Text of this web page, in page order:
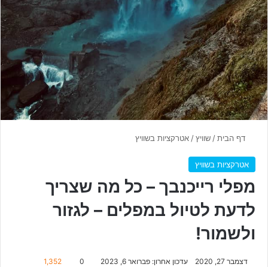
דף הבית/שוויץ/אטרקציות בשוויץ
אטרקציות בשוויץ
מפלי רייכנבך – כל מה שצריך
לדעת לטיול במפלים – לגזור
ולשמור!
דצמבר 27, 2020 עדכון אחרון: פברואר 6, 2023 0
1,352